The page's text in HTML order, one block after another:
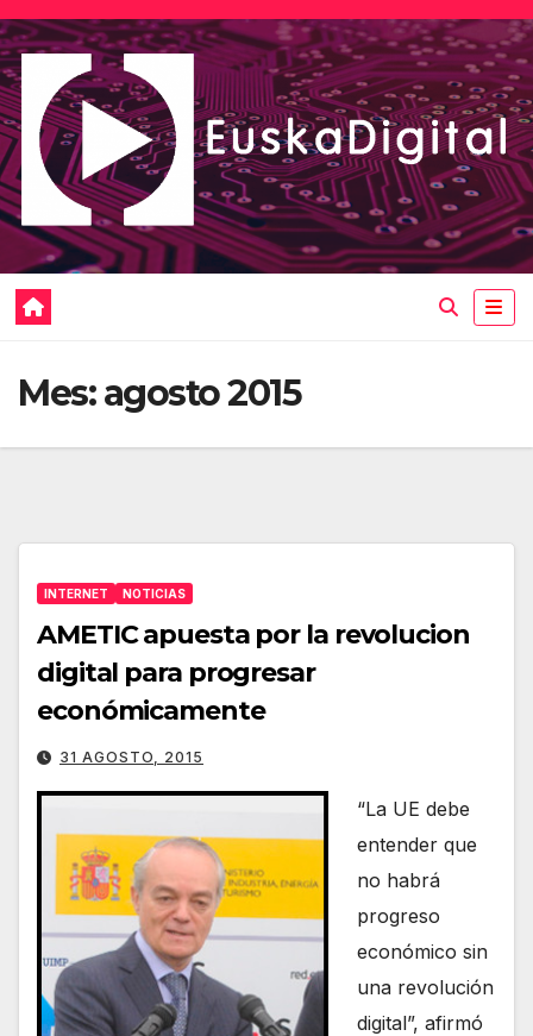
Saltar
al
contenido
Mes:agosto 2015
INTERNET NOTICIAS
AMETIC apuesta por la revolucion
digital para progresar
económicamente
31 AGOSTO, 2015
“La UE debe
entender que
no habrá
progreso
económico sin
una revolución
digital”, afirmó